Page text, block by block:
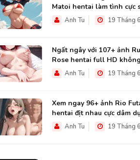
Matoi hentai làm tình cực
Anh Tu 19 Tháng
Ngất ngây với 107+ ảnh
Rose hentai full HD
Anh Tu 19 Tháng
Xem ngay 96+ ảnh Rio
hentai địt nhau cực dâm
Anh Tu 19 Tháng